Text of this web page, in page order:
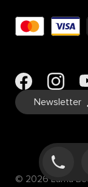
Newsletter
© 2026 Luma